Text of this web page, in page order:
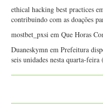
ethical hacking best practices
contribuindo com as doações
mostbet_pxsi emQue Horas
Duaneskymn emPrefeitura
seis unidades nesta quarta-